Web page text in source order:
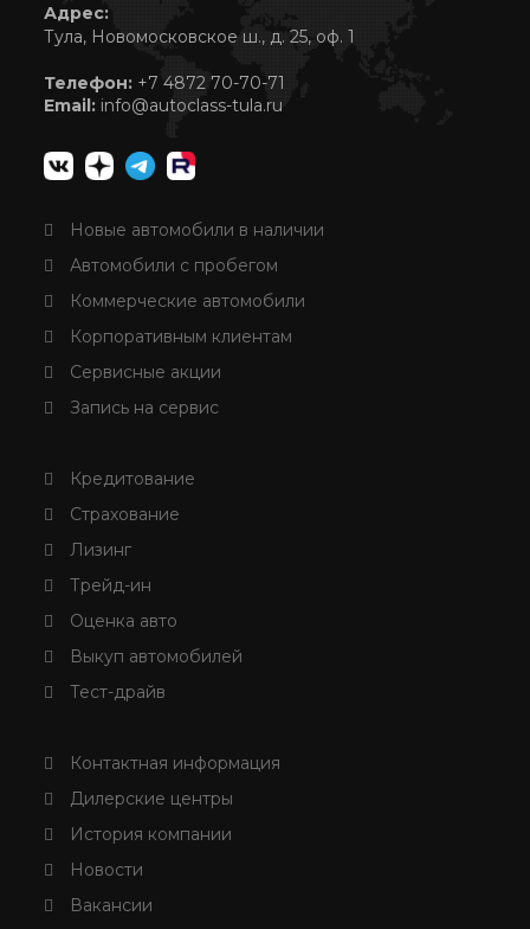
Адрес:
Тула, Новомосковское ш., д. 25, оф. 1
Телефон: +7 4872 70-70-71
Email: info@autoclass-tula.ru
Новые автомобили в наличии
Автомобили с пробегом
Коммерческие автомобили
Корпоративным клиентам
Сервисные акции
Запись на сервис
Кредитование
Страхование
Лизинг
Трейд-ин
Оценка авто
Выкуп автомобилей
Тест-драйв
Контактная информация
Дилерские центры
История компании
Новости
Вакансии